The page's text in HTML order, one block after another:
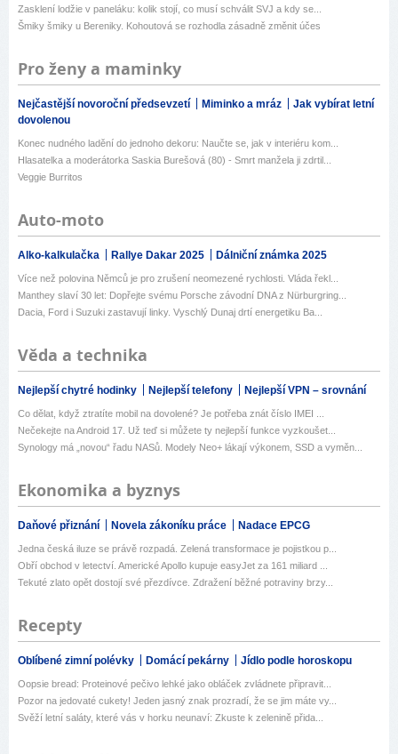
Zasklení lodžie v paneláku: kolik stojí, co musí schválit SVJ a kdy se...
Šmiky šmiky u Bereniky. Kohoutová se rozhodla zásadně změnit účes
Pro ženy a maminky
Nejčastější novoroční předsevzetí Miminko a mráz
Jak vybírat letní
dovolenou
Konec nudného ladění do jednoho dekoru: Naučte se, jak v interiéru kom...
Hlasatelka a moderátorka Saskia Burešová (80) - Smrt manžela ji zdrtil...
Veggie Burritos
Auto-moto
Alko-kalkulačka Rallye Dakar 2025 Dálniční známka 2025
Více než polovina Němců je pro zrušení neomezené rychlosti. Vláda řekl...
Manthey slaví 30 let: Dopřejte svému Porsche závodní DNA z Nürburgring...
Dacia, Ford i Suzuki zastavují linky. Vyschlý Dunaj drtí energetiku Ba...
Věda a technika
Nejlepší chytré hodinky Nejlepší telefony Nejlepší VPN – srovnání
Co dělat, když ztratíte mobil na dovolené? Je potřeba znát číslo IMEI ...
Nečekejte na Android 17. Už teď si můžete ty nejlepší funkce vyzkoušet...
Synology má „novou“ řadu NASů. Modely Neo+ lákají výkonem, SSD a vyměn...
Ekonomika a byznys
Daňové přiznání Novela zákoníku práce Nadace EPCG
Jedna česká iluze se právě rozpadá. Zelená transformace je pojistkou p...
Obří obchod v letectví. Americké Apollo kupuje easyJet za 161 miliard ...
Tekuté zlato opět dostojí své přezdívce. Zdražení běžné potraviny brzy...
Recepty
Oblíbené zimní polévky Domácí pekárny Jídlo podle horoskopu
Oopsie bread: Proteinové pečivo lehké jako obláček zvládnete připravit...
Pozor na jedovaté cukety! Jeden jasný znak prozradí, že se jim máte vy...
Svěží letní saláty, které vás v horku neunaví: Zkuste k zelenině přida...